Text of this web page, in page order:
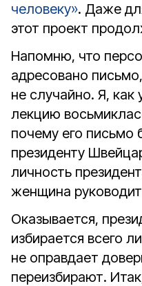
человеку». Даже
этот проект
Напомню, что
адресовано
не случайно. Я,
лекцию
почему его письмо
президенту
личность
женщина
Оказывается,
избирается всего
не оправдает
переизбирают.